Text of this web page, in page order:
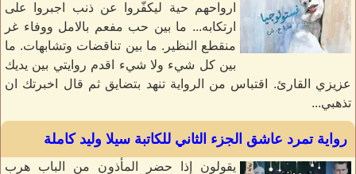
ارواحهم حية ليكفّروا عن ذنب اجبروا على
ارتكابه... ما بين حب مفعم بالامل ووفاء غر
منقطع النظير. ما بين تناقضات وتشابهات. ما
بين كل شيء ولا شيء اقدم روايتي بين يديك
عزيزي القارئ. اقتباس من الرواية تنهد بتضايق ثم قال اخبرتك ان
تذهبي...
رواية تمرد عاشق الجزء الثاني للكاتبة سيلا وليد كاملة
يقولون إذا حضر المأذون من الباب هرب